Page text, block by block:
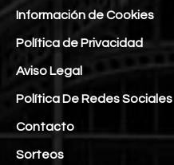
Información de Cookies
Política de Privacidad
Aviso Legal
Política De Redes Sociales
Contacto
Sorteos